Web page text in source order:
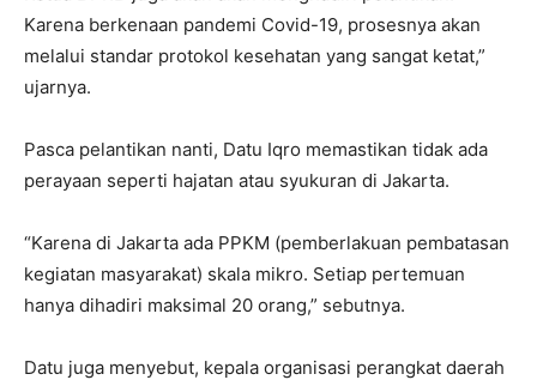
Karena berkenaan pandemi Covid-19, prosesnya akan
melalui standar protokol kesehatan yang sangat ketat,”
ujarnya.
Pasca pelantikan nanti, Datu Iqro memastikan tidak ada
perayaan seperti hajatan atau syukuran di Jakarta.
“Karena di Jakarta ada PPKM (pemberlakuan pembatasan
kegiatan masyarakat) skala mikro. Setiap pertemuan
hanya dihadiri maksimal 20 orang,” sebutnya.
Datu juga menyebut, kepala organisasi perangkat daerah